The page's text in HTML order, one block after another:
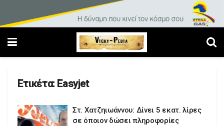
Ετικέτα: Easyjet
Στ. Χατζηιωάννου: Δίνει 5 εκατ. λίρες
σε όποιον δώσει πληροφορίες